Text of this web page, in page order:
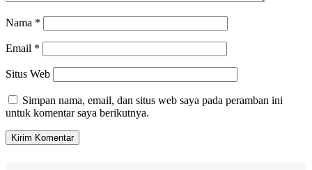
Nama *
Email *
Situs Web
Simpan nama, email, dan situs web saya pada peramban ini
untuk komentar saya berikutnya.